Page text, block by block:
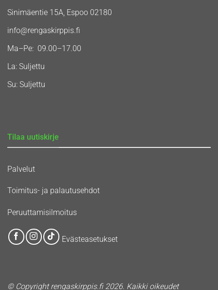
Sinimäentie 15A, Espoo 02180
info@rengaskirppis.fi
Ma–Pe: 09.00–17.00
La: Suljettu
Su: Suljettu
Tilaa uutiskirje
Palvelut
Toimitus- ja palautusehdot
Peruuttamisilmoitus
Evästeasetukset
© Copyright rengaskirppis.fi 2026. Kaikki oikeudet